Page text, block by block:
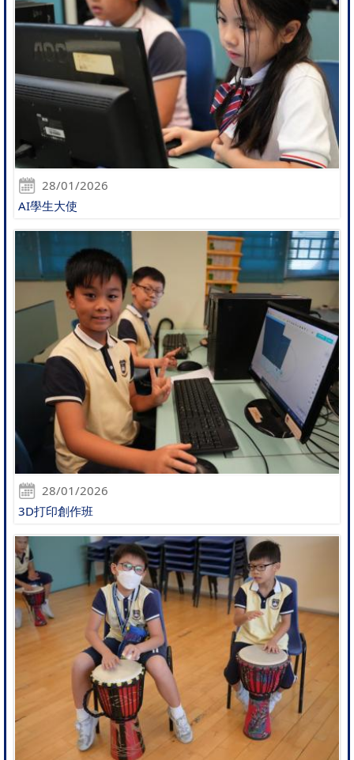
28/01/2026
AI學生大使
28/01/2026
3D打印創作班